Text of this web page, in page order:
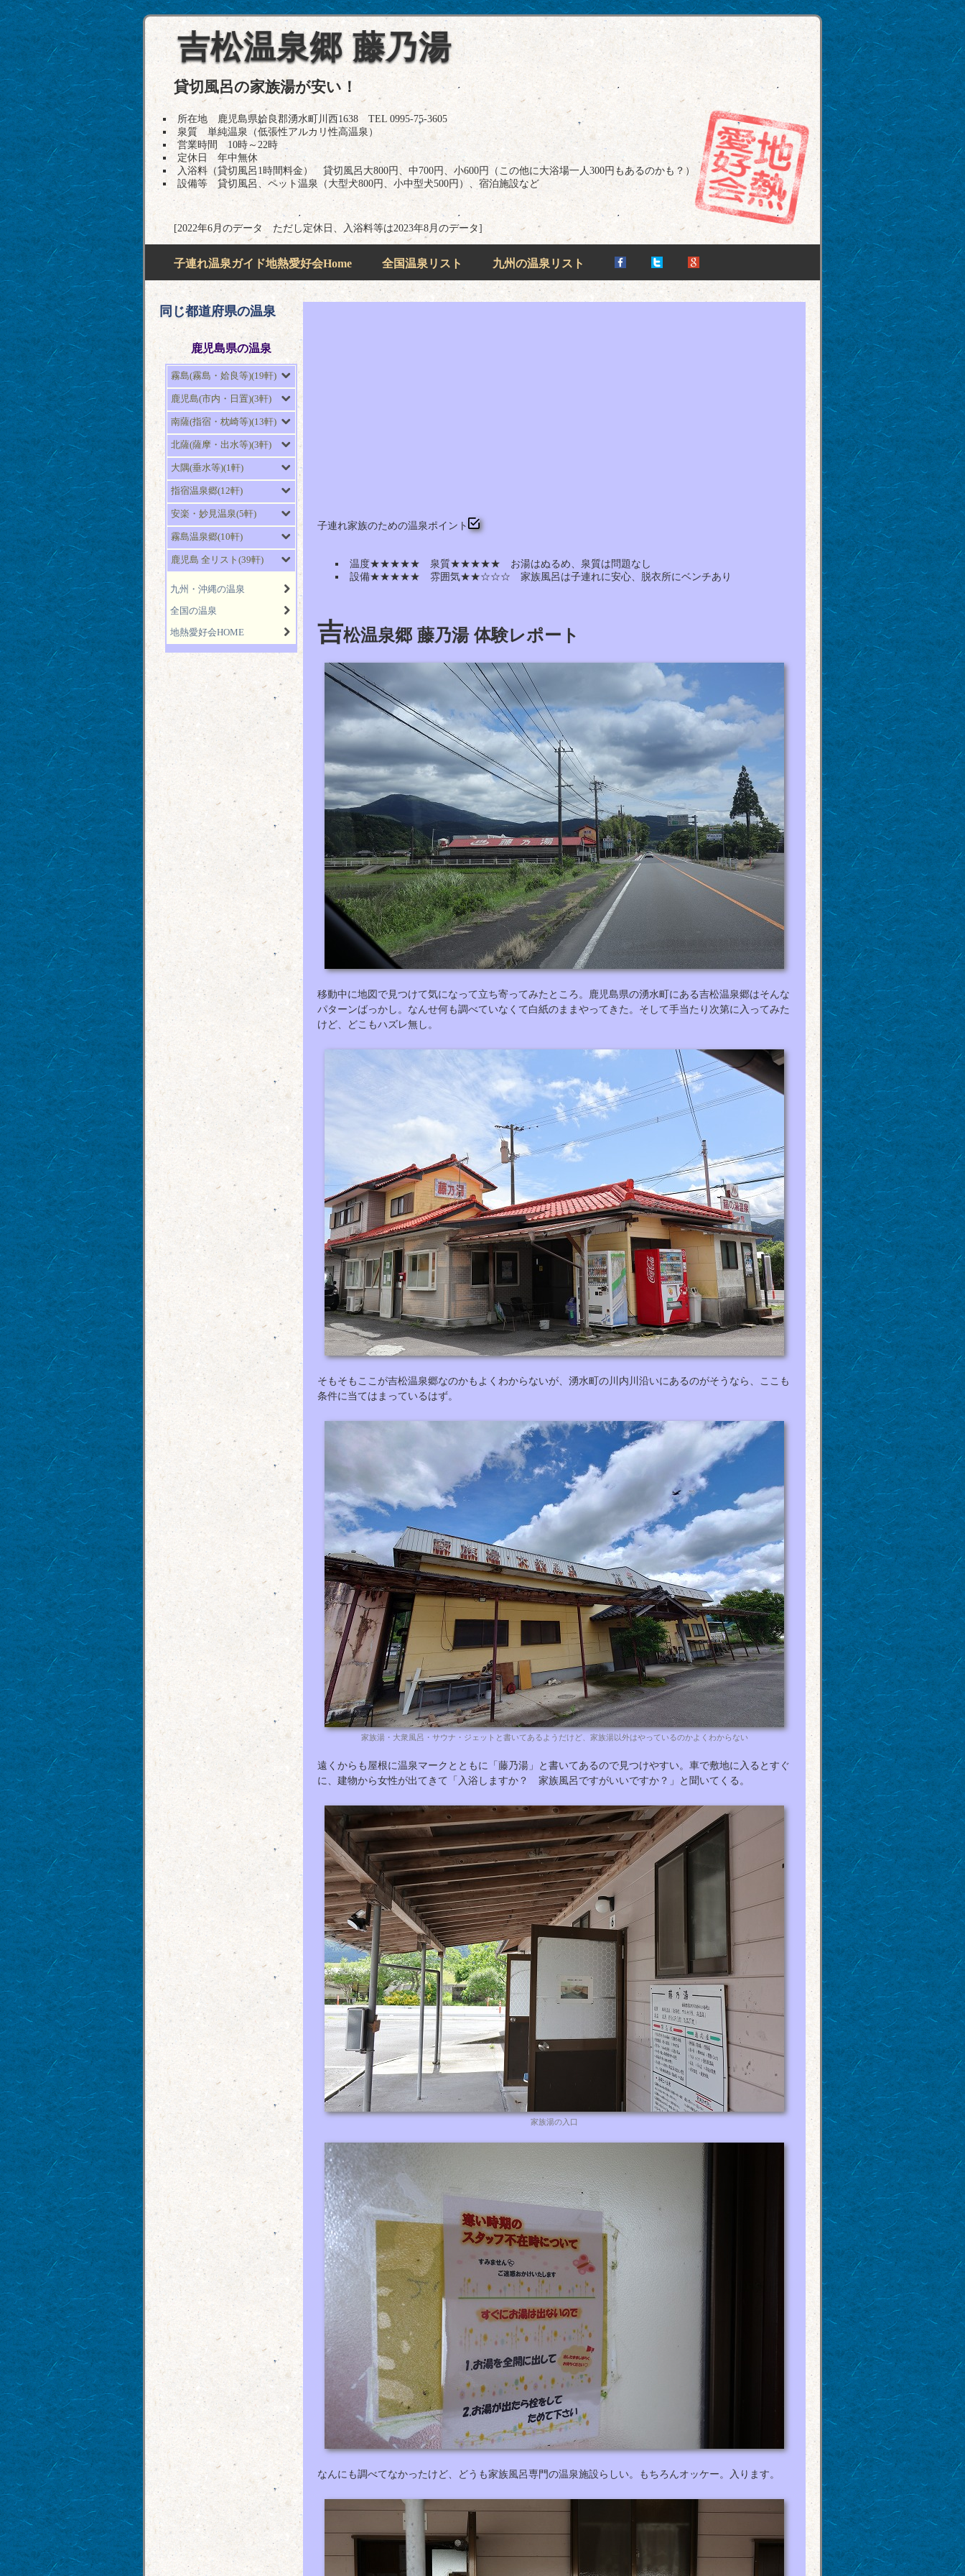
吉松温泉郷 藤乃湯
貸切風呂の家族湯が安い！
所在地 鹿児島県姶良郡湧水町川西1638 TEL 0995-75-3605
泉質 単純温泉（低張性アルカリ性高温泉）
営業時間 10時～22時
定休日 年中無休
入浴料（貸切風呂1時間料金） 貸切風呂大800円、中700円、小600円（この他に大浴場一人300円もあるのかも？）
設備等 貸切風呂、ペット温泉（大型犬800円、小中型犬500円）、宿泊施設など
[2022年6月のデータ ただし定休日、入浴料等は2023年8月のデータ]
子連れ温泉ガイド地熱愛好会Home 全国温泉リスト 九州の温泉リスト
子連れ家族のための温泉ポイント
温度★★★★★ 泉質★★★★★ お湯はぬるめ、泉質は問題なし
設備★★★★★ 雰囲気★★☆☆☆ 家族風呂は子連れに安心、脱衣所にベンチあり
吉松温泉郷 藤乃湯 体験レポート
移動中に地図で見つけて気になって立ち寄ってみたところ。鹿児島県の湧水町にある吉松温泉郷はそんな
パターンばっかし。なんせ何も調べていなくて白紙のままやってきた。そして手当たり次第に入ってみた
けど、どこもハズレ無し。
そもそもここが吉松温泉郷なのかもよくわからないが、湧水町の川内川沿いにあるのがそうなら、ここも
条件に当てはまっているはず。
家族湯・大衆風呂・サウナ・ジェットと書いてあるようだけど、家族湯以外はやっているのかよくわからない
遠くからも屋根に温泉マークとともに「藤乃湯」と書いてあるので見つけやすい。車で敷地に入るとすぐ
に、建物から女性が出てきて「入浴しますか？ 家族風呂ですがいいですか？」と聞いてくる。
家族湯の入口
なんにも調べてなかったけど、どうも家族風呂専門の温泉施設らしい。もちろんオッケー。入ります。
同じ都道府県の温泉